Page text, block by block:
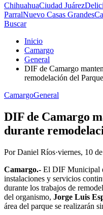
ChihuahuaCiudad Juárez
ParralNuevo Casas Grandes
Buscar
Inicio
Camargo
General
DIF de Camargo
remodelación del
CamargoGeneral
DIF de Camargo
durante
PorDaniel Ríos·viernes, 10
Camargo.- El DIF Municipal
instalaciones y servicios
durante los trabajos de
del organismo, Jorge Luis
área del parque se realizarán